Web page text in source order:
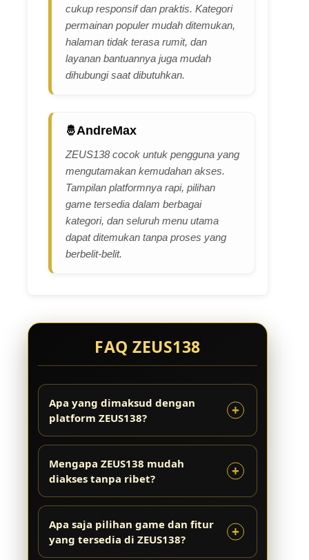
cukup responsif dan praktis. Kategori
permainan populer mudah ditemukan,
halaman tidak terasa rumit, dan
layanan bantuannya juga mudah
dihubungi saat dibutuhkan.
AndreMax
ZEUS138 cocok untuk pengguna yang
mengutamakan kemudahan akses.
Tampilan platformnya rapi, pilihan
game tersedia dalam berbagai
kategori, dan seluruh menu utama
dapat ditemukan tanpa proses yang
berbelit-belit.
FAQ ZEUS138
Apa yang dimaksud dengan
platform ZEUS138?
Mengapa ZEUS138 mudah
diakses tanpa ribet?
Apa saja pilihan game dan fitur
yang tersedia di ZEUS138?